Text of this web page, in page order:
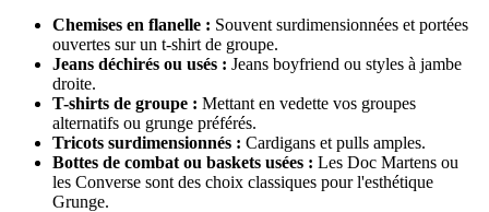
Chemises en flanelle : Souvent surdimensionnées et portées
ouvertes sur un t-shirt de groupe.
Jeans déchirés ou usés : Jeans boyfriend ou styles à jambe
droite.
T-shirts de groupe : Mettant en vedette vos groupes
alternatifs ou grunge préférés.
Tricots surdimensionnés : Cardigans et pulls amples.
Bottes de combat ou baskets usées : Les Doc Martens ou
les Converse sont des choix classiques pour l'esthétique
Grunge.